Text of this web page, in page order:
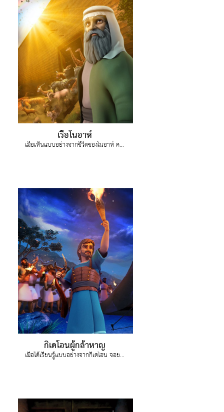
เรือโนอาห์
เมื่อเห็นแบบอย่างจากชีวิตของโนอาห์ คริสและจอยกลับมาปัจจุบันเพื่อเลือกสิ่งที่ดีกว่า
กิเดโอนผู้กล้าหาญ
เมื่อได้เรียนรู้แบบอย่างจากกิเดโอน จอยตระหนักว่าเธอสามารถทำสิ่งใดๆได้เมื่อพระเจ้าแสดงหนทาง